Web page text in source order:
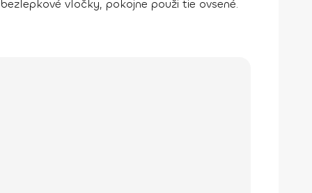
vločky, pokojne použi tie ovsené.